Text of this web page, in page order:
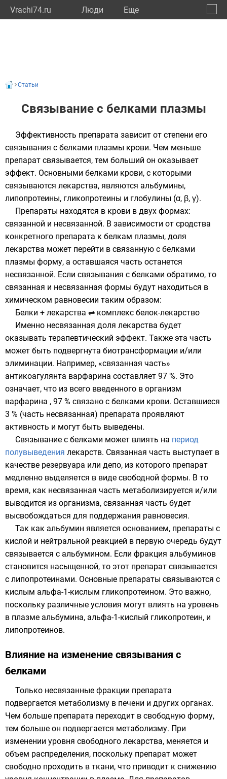
Vrachi74.ru Люди Eще
Статьи
Связывание с белками плазмы
Эффективность препарата зависит от степени его
связывания с белками плазмы крови. Чем меньше
препарат связывается, тем больший он оказывает
эффект. Основными белками крови, с которыми
связываются лекарства, являются альбумины,
липопротеины, гликопротеины и глобулины (α, β, γ).
Препараты находятся в крови в двух формах:
связанной и несвязанной. В зависимости от сродства
конкретного препарата к белкам плазмы, доля
лекарства может перейти в связанную с белками
плазмы форму, а оставшаяся часть останется
несвязанной. Если связывания с белками обратимо, то
связанная и несвязанная формы будут находиться в
химическом равновесии таким образом:
Белки + лекарства ⇌ комплекс белок-лекарство
Именно несвязанная доля лекарства будет
оказывать терапевтический эффект. Также эта часть
может быть подвергнута биотрансформации и/или
элиминации. Например, «связанная часть»
антикоагулянта варфарина составляет 97 %. Это
означает, что из всего введенного в организм
варфарина , 97 % связано с белками крови. Оставшиеся
3 % (часть несвязанная) препарата проявляют
активность и могут быть выведены.
Связывание с белками может влиять на период
полувыведения лекарств. Связанная часть выступает в
качестве резервуара или депо, из которого препарат
медленно выделяется в виде свободной формы. В то
время, как несвязанная часть метаболизируется и/или
выводится из организма, связанная часть будет
высвобождаться для поддержания равновесия.
Так как альбумин является основанием, препараты с
кислой и нейтральной реакцией в первую очередь будут
связывается с альбумином. Если фракция альбуминов
становится насыщенной, то этот препарат связывается
с липопротеинами. Основные препараты связываются с
кислым альфа-1-кислым гликопротеином. Это важно,
поскольку различные условия могут влиять на уровень
в плазме альбумина, альфа-1-кислый гликопротеин, и
липопротеинов.
Влияние на изменение связывания с
белками
Только несвязанные фракции препарата
подвергается метаболизму в печени и других органах.
Чем больше препарата переходит в свободную форму,
тем больше он подвергается метаболизму. При
изменении уровня свободного лекарства, меняется и
объем распределения, поскольку препарат может
свободно проходить в ткани, что приводит к снижению